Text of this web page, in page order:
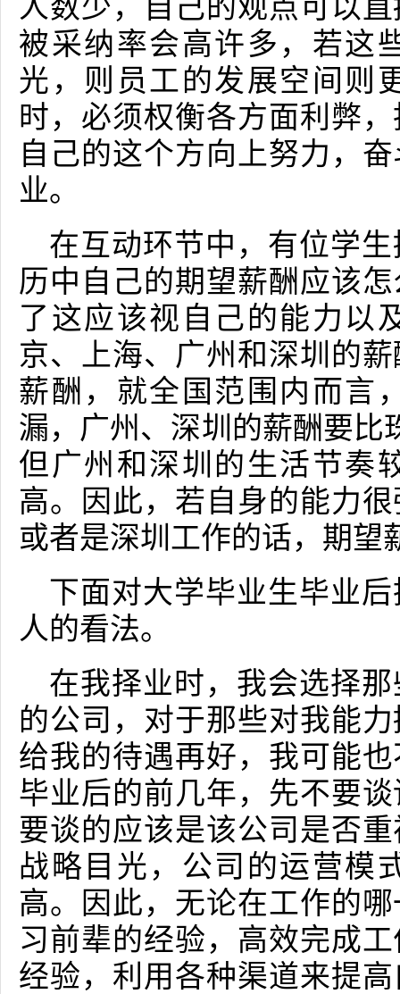
人数少，自己的观点可以
被采纳率会高许多，若这
光，则员工的发展空间则
时，必须权衡各方面利弊
自己的这个方向上努力，
业。
在互动环节中，有位学
历中自己的期望薪酬应该
了这应该视自己的能力以
京、上海、广州和深圳的
薪酬，就全国范围内而言
漏，广州、深圳的薪酬要比
但广州和深圳的生活节奏
高。因此，若自身的能力
或者是深圳工作的话，期望
下面对大学毕业生毕业
人的看法。
在我择业时，我会选择
的公司，对于那些对我能
给我的待遇再好，我可能
毕业后的前几年，先不要
要谈的应该是该公司是否
战略目光，公司的运营模
高。因此，无论在工作的
习前辈的经验，高效完成
经验，利用各种渠道来提